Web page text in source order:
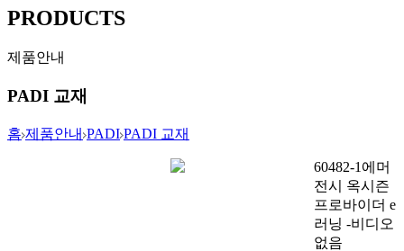
PRODUCTS
제품안내
PADI 교재
홈 제품안내 PADI PADI 교재
60482-1 에머
전시 옥시즌
프로바이더 e
러닝 -비디오
없음